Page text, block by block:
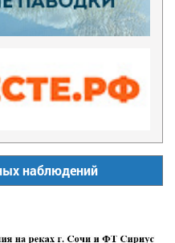
наблюдений